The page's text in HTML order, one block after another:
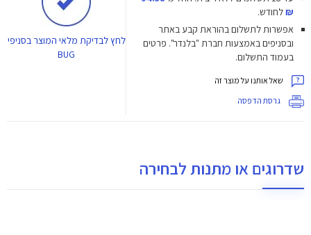
₪לחודש.
אפשרות לתשלום בהוראת קבע באתר
ובסניפים באמצעות חברת "בלנדר". פרטים
בעמוד התשלום.
שאל אותנו על מוצר זה
גרסת הדפסה
לחץלבדיקת מלאי המוצר בסניפי
BUG
שדרוגים או מתנות לבחירה